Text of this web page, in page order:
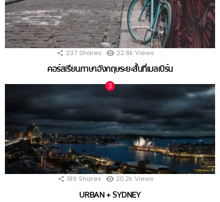
237 Shares 22.8k Views
คอร์สเรียนภาษาอังกฤษระยะสั้นที่เมลเบิร์น
189 Shares 20.2k Views
URBAN + SYDNEY